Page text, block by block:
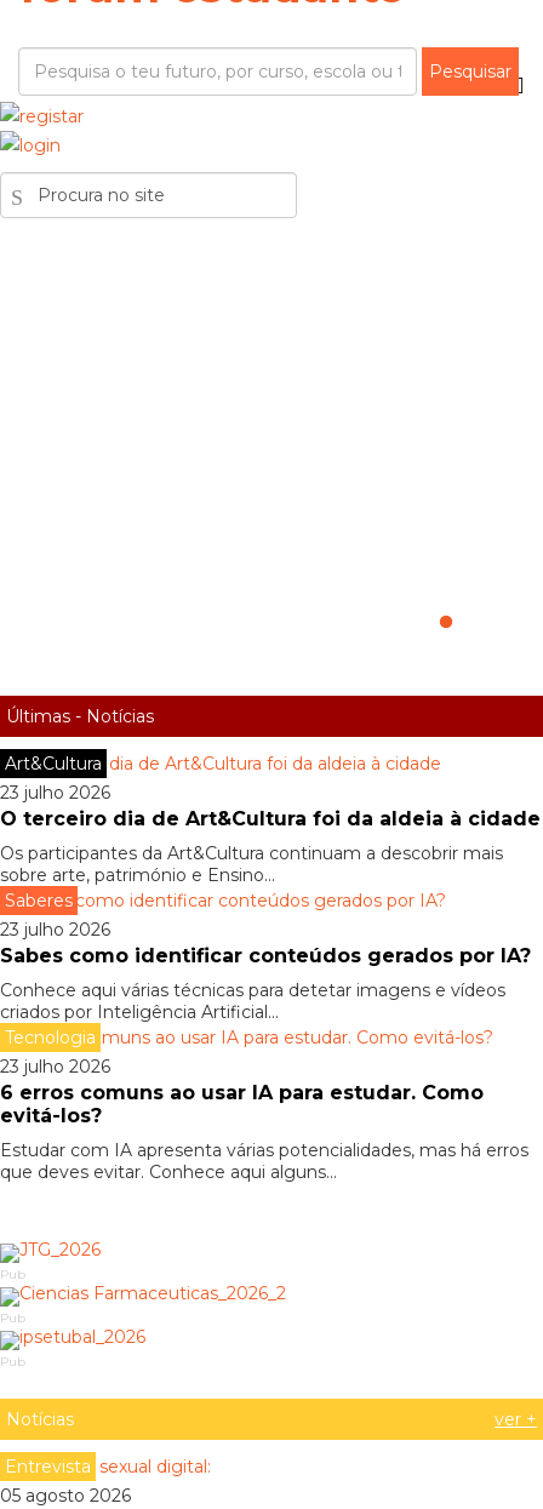
Últimas - Notícias
Art&Cultura
23 julho 2026
O terceiro dia de Art&Cultura foi da aldeia à cidade
Os participantes da Art&Cultura continuam a descobrir mais
sobre arte, património e Ensino...
Saberes
23 julho 2026
Sabes como identificar conteúdos gerados por IA?
Conhece aqui várias técnicas para detetar imagens e vídeos
criados por Inteligência Artificial...
Tecnologia
23 julho 2026
6 erros comuns ao usar IA para estudar. Como
evitá-los?
Estudar com IA apresenta várias potencialidades, mas há erros
que deves evitar. Conhece aqui alguns...
Pub
Pub
Pub
Notícias ver +
Entrevista
05 agosto 2026